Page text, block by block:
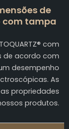
de
com tampa
com
de acordo com
desempenho
As
propriedades
produtos.